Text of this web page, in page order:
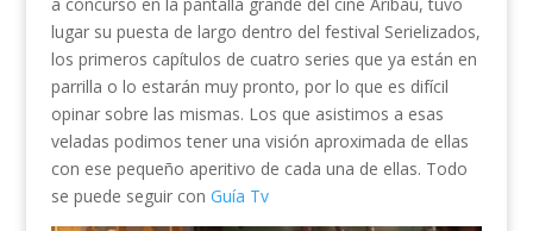
lugar su puesta de largo dentro del festival Serielizados,
los primeros capítulos de cuatro series que ya están en
parrilla o lo estarán muy pronto, por lo que es difícil
opinar sobre las mismas. Los que asistimos a esas
veladas podimos tener una visión aproximada de ellas
con ese pequeño aperitivo de cada una de ellas. Todo
se puede seguir con Guía Tv